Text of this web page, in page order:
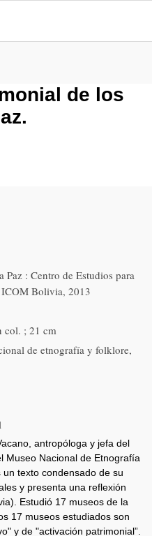
de los
Paz : Centro de Estudios para
Bolivia, 2013
col. ; 21 cm
de etnografía y folklore,
antropóloga y jefa del
Museo Nacional de Etnografía
texto condensado de su
y presenta una reflexión
Estudió 17 museos de la
17 museos estudiados son
y de "activación patrimonial”.